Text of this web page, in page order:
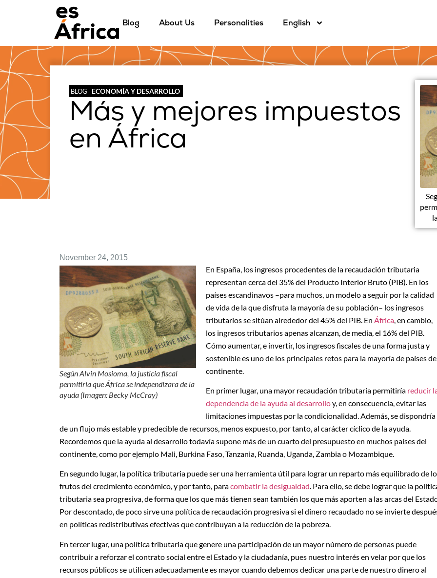
Blog About Us Personalities English
BLOG ECONOMÍA Y DESARROLLO
Más y mejores impuestos
en África
November 24, 2015
Según Alvin Mosioma, la justicia fiscal
permitiría que África se independizara de la
ayuda (Imagen: Becky McCray)
En España, los ingresos procedentes de la recaudación tributaria
representan cerca del 35% del Producto Interior Bruto (PIB). En los
países escandinavos –para muchos, un modelo a seguir por la calidad
de vida de la que disfruta la mayoría de su población– los ingresos
tributarios se sitúan alrededor del 45% del PIB. En África , en cambio,
los ingresos tributarios apenas alcanzan, de media, el 16% del PIB.
Cómo aumentar, e invertir, los ingresos fiscales de una forma justa y
sostenible es uno de los principales retos para la mayoría de países
continente.
En primer lugar, una mayor recaudación tributaria permitiría reducir
dependencia de la ayuda al desarrolloy, en consecuencia, evitar las
limitaciones impuestas por la condicionalidad. Además, se dispondría
de un flujo más estable y predecible de recursos, menos expuesto, por tanto, al carácter cíclico de la ayuda.
Recordemos que la ayuda al desarrollo todavía supone más de un cuarto del presupuesto en muchos países del
continente, como por ejemplo Mali, Burkina Faso, Tanzania, Ruanda, Uganda, Zambia o Mozambique.
En segundo lugar, la política tributaria puede ser una herramienta útil para lograr un reparto más equilibrado de
frutos del crecimiento económico, y por tanto, paracombatir la desigualdad. Para ello, se debe lograr que la
tributaria sea progresiva, de forma que los que más tienen sean también los que más aporten a las arcas del
Por descontado, de poco sirve una política de recaudación progresiva si el dinero recaudado no se invierte
en políticas redistributivas efectivas que contribuyan a la reducción de la pobreza.
En tercer lugar, una política tributaria que genere una participación de un mayor número de personas puede
contribuir a reforzar el contrato social entre el Estado y la ciudadanía, pues nuestro interés en velar por que los
recursos públicos se utilicen adecuadamente es mayor cuando debemos dedicar una parte de nuestro dinero al